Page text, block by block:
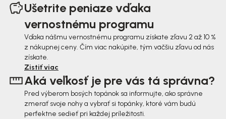
Ušetrite peniaze vďaka
vernostnému programu
Vďaka nášmu vernostnému programu získate zľavu 2 až 10 %
z nákupnej ceny. Čím viac nakúpite, tým väčšiu zľavu od nás
získate.
Zistiť viac
Aká veľkosť je pre vás tá správna?
Pred výberom bosých topánok sa informujte, ako správne
zmerať svoje nohy a vybrať si topánky, ktoré vám budú
perfektne sedieť pri každej príležitosti.